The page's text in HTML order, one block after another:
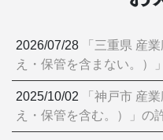
2026/07/28
「三重県 産
え・保管を含まない。）
2025/10/02
「神戸市 産
え・保管を含む。）」の